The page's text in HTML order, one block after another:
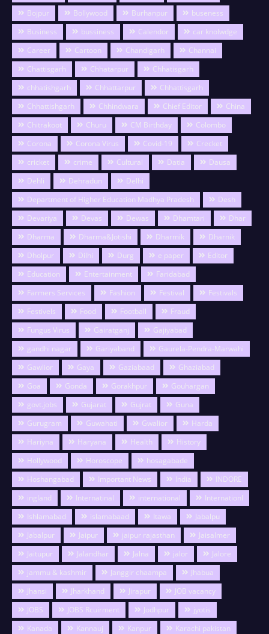
Bojpur
Bollywood Burhanpur
buseness
Business
bussiness Calendor
car knolwdge
Career
Cartoon Chandigarh
Channai
Chattisgarh
Chhatarpur
Chhatisgarh
chhatishgarh
Chhattarpur
Chhattisgarh
Chhattishgarh
Chhindwara Chief Editor
China
Chitrakoot
Churu CM Birthday
Colombo
Corona
Corona Virus Covid-19
Crecket
cricket
crime Cultural Datia
Dausa
Dehli
Dehradun
Delhi
Department of Higher Education Madhya Pradesh
Desh
Devariya
Devas Dewas Dhamtari
Dhar
Dharma
Dharma&Jotishi Dharmik
Dharnik
Dholpur
Dilhi Durg e paper
Editor
Education
Entertainment
Faridabad
Farmers Services
Fashion Festival
Festivals
Festivels
Food Football
Fraud
Fungus Virus
Gairatganj
Gajiyabad
gandhi nagar
Gariyaband
Gaurela-Pendra-Marwahi
Gawlior
Gaya Gaziabaad
Ghaziabad
Goa
Gonda Gorakhpur
Gouhargan
govt.jobs
Gujarat Gujrat
Guna
Gurugram
Guwahati Gwalior
Harda
Hariyna
Haryana Health
History
Hollywood
Horoscope
hosagabade
Hoshangabad
Important News India
INDORE
ingland
Internatinal international
Internationl
Ishlamabad
islamabaad Itawa
Jabalpu
Jabalpur
Jaipur jaipur rajasthan
Jaisalmer
Jaitupur
Jalandhar Jalna jalor
Jalore
jammu & kashmir
Janggir chaampa
Jhabua
Jhansi
Jharkhand Jirapur
JOB vacancy
JOBS
JOBS Rcuirment Jodhpur
jyotis
Kanada
Kannauj Kanpur
Karachi pakistan